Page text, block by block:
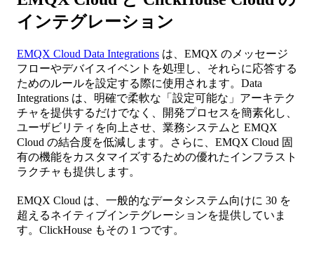
インテグレーション
EMQX Cloud Data Integrations は、EMQX のメッセージ
フローやデバイスイベントを処理し、それらに応答する
ためのルールを設定する際に使用されます。Data
Integrations は、明確で柔軟な「設定可能な」アーキテク
チャを提供するだけでなく、開発プロセスを簡素化し、
ユーザビリティを向上させ、業務システムと EMQX
Cloud の結合度を低減します。さらに、EMQX Cloud 固
有の機能をカスタマイズするための優れたインフラスト
ラクチャも提供します。
EMQX Cloud は、一般的なデータシステム向けに 30 を
超えるネイティブインテグレーションを提供していま
す。ClickHouse もその 1 つです。